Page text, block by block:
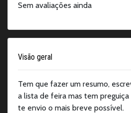
Sem avaliações ainda
Visão geral
Tem que fazer um resumo,
a lista de feira mas tem
te envio o mais breve possível.